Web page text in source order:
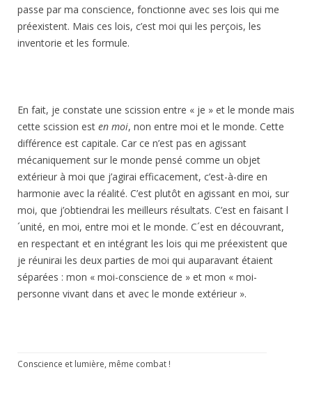
passe par ma conscience, fonctionne avec ses lois qui me
préexistent. Mais ces lois, c’est moi qui les perçois, les
inventorie et les formule.
En fait, je constate une scission entre « je » et le monde mais
cette scission est en moi, non entre moi et le monde. Cette
différence est capitale. Car ce n’est pas en agissant
mécaniquement sur le monde pensé comme un objet
extérieur à moi que j’agirai efficacement, c’est-à-dire en
harmonie avec la réalité. C’est plutôt en agissant en moi, sur
moi, que j’obtiendrai les meilleurs résultats. C’est en faisant l
´unité, en moi, entre moi et le monde. C´est en découvrant,
en respectant et en intégrant les lois qui me préexistent que
je réunirai les deux parties de moi qui auparavant étaient
séparées : mon « moi-conscience de » et mon « moi-
personne vivant dans et avec le monde extérieur ».
Conscience et lumière, même combat !